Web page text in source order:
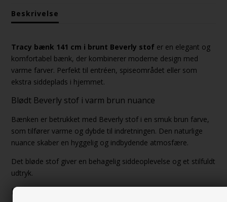
Beskrivelse
Tracy bænk 141 cm i brunt Beverly stof er en elegant og
komfortabel bænk, der kombinerer moderne design med
varme farver. Perfekt til entréen, spiseområdet eller som
ekstra siddeplads i hjemmet.
Blødt Beverly stof i varm brun nuance
Bænken er betrukket med Beverly stof i en smuk brun farve,
som tilfører varme og dybde til indretningen. Den naturlige
nuance skaber en hyggelig og indbydende atmosfære.
Det bløde stof giver en behagelig siddeoplevelse og et stilfuldt
udtryk.
Komfortabel og funktionel bænk